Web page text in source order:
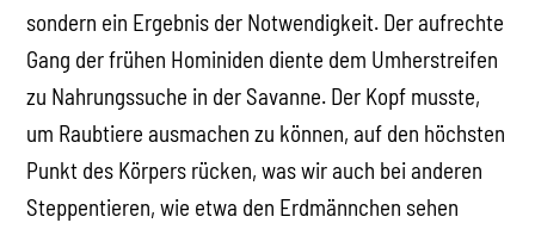
sondern ein Ergebnis der Notwendigkeit. Der aufrechte
Gang der frühen Hominiden diente dem Umherstreifen
zu Nahrungssuche in der Savanne. Der Kopf musste,
um Raubtiere ausmachen zu können, auf den höchsten
Punkt des Körpers rücken, was wir auch bei anderen
Steppentieren, wie etwa den Erdmännchen sehen